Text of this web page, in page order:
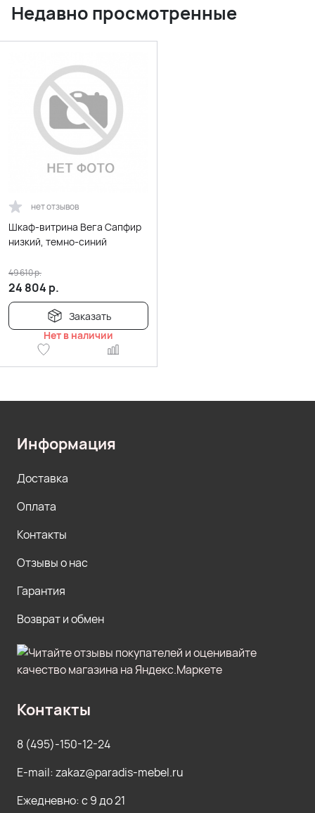
Недавно просмотренные
нет отзывов
Шкаф-витрина Вега Сапфир
низкий, темно-синий
24 804 р.
49 610р.
Заказать
Нет в наличии
Информация
Доставка
Оплата
Контакты
Отзывы о нас
Гарантия
Возврат и обмен
Контакты
8 (495)-150-12-24
E-mail: zakaz@paradis-mebel.ru
Ежедневно: с 9 до 21